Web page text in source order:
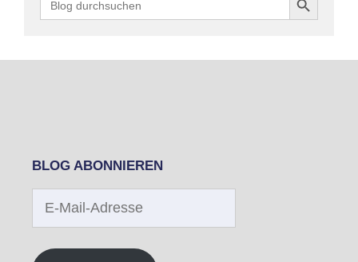
for:
BLOG ABONNIEREN